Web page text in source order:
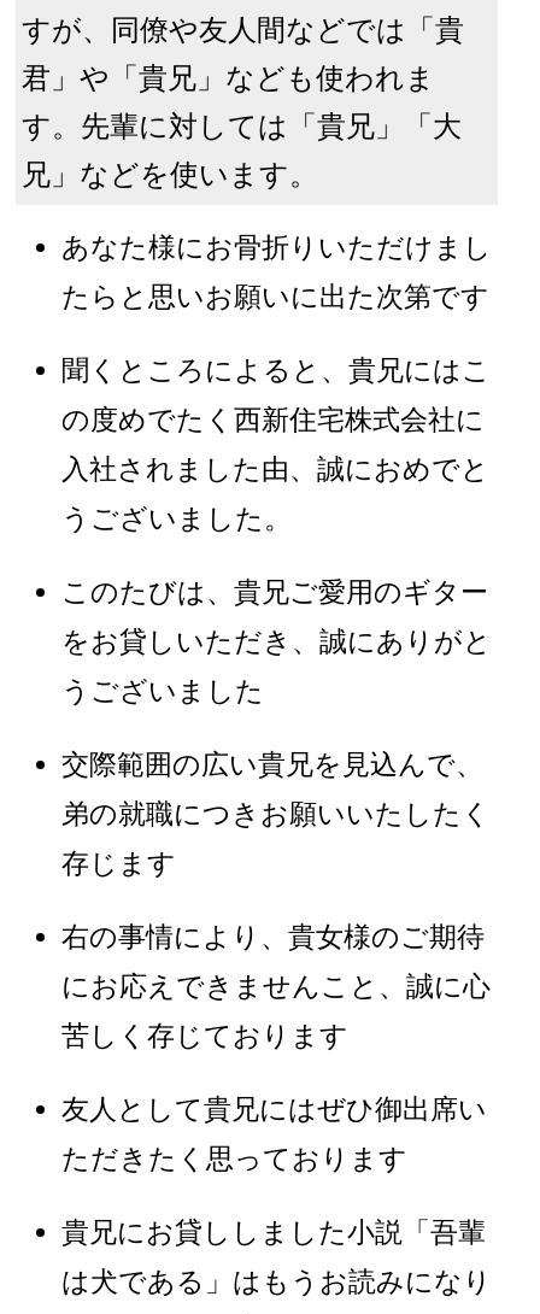
すが、同僚や友人間などでは「貴
君」や「貴兄」なども使われま
す。先輩に対しては「貴兄」「大
兄」などを使います。
あなた様にお骨折りいただけまし
たらと思いお願いに出た次第です
聞くところによると、貴兄にはこ
の度めでたく西新住宅株式会社に
入社されました由、誠におめでと
うございました。
このたびは、貴兄ご愛用のギター
をお貸しいただき、誠にありがと
うございました
交際範囲の広い貴兄を見込んで、
弟の就職につきお願いいたしたく
存じます
右の事情により、貴女様のご期待
にお応えできませんこと、誠に心
苦しく存じております
友人として貴兄にはぜひ御出席い
ただきたく思っております
貴兄にお貸ししました小説「吾輩
は犬である」はもうお読みになり